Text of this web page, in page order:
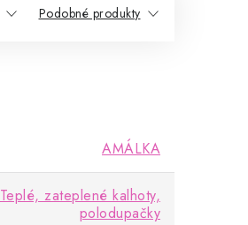
Podobné produkty
AMÁLKA
Teplé, zateplené kalhoty,
polodupačky